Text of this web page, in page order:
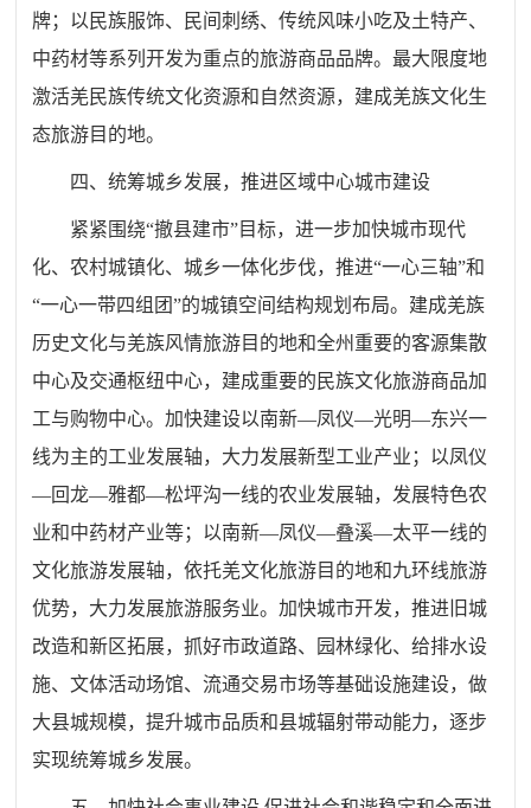
牌；以民族服饰、民间刺绣、传统风味小吃及土特产、
中药材等系列开发为重点的旅游商品品牌。最大限度地
激活羌民族传统文化资源和自然资源，建成羌族文化生
态旅游目的地。
四、统筹城乡发展，推进区域中心城市建设
紧紧围绕“撤县建市”目标，进一步加快城市现代
化、农村城镇化、城乡一体化步伐，推进“一心三轴”和
“一心一带四组团”的城镇空间结构规划布局。建成羌族
历史文化与羌族风情旅游目的地和全州重要的客源集散
中心及交通枢纽中心，建成重要的民族文化旅游商品加
工与购物中心。加快建设以南新—凤仪—光明—东兴一
线为主的工业发展轴，大力发展新型工业产业；以凤仪
—回龙—雅都—松坪沟一线的农业发展轴，发展特色农
业和中药材产业等；以南新—凤仪—叠溪—太平一线的
文化旅游发展轴，依托羌文化旅游目的地和九环线旅游
优势，大力发展旅游服务业。加快城市开发，推进旧城
改造和新区拓展，抓好市政道路、园林绿化、给排水设
施、文体活动场馆、流通交易市场等基础设施建设，做
大县城规模，提升城市品质和县城辐射带动能力，逐步
实现统筹城乡发展。